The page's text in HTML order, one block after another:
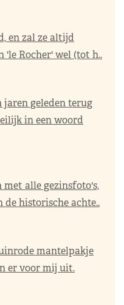
en zal ze altijd
'le Rocher' wel (tot h..
jaren geleden terug
in een woord
met alle gezinsfoto's,
historische achte..
mantelpakje
er voor mij uit.